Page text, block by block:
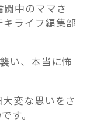
中のママさ
ライフ編集部
い、本当に怖
変な思いをさ
す。